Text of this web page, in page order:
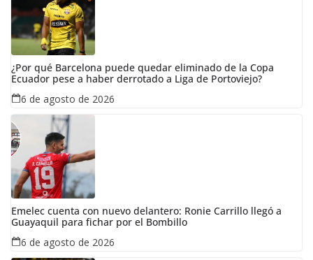
¿Por qué Barcelona puede quedar eliminado de la Copa
Ecuador pese a haber derrotado a Liga de Portoviejo?
6 de agosto de 2026
Emelec cuenta con nuevo delantero: Ronie Carrillo llegó a
Guayaquil para fichar por el Bombillo
6 de agosto de 2026